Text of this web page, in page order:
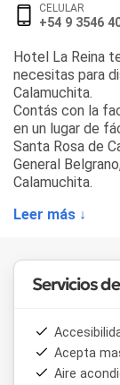
CELULAR
+54 9 3546
Hotel La Reina
necesitas para
Calamuchita.
Contás con la
en un lugar de
Santa Rosa de
General
Calamuchita.
Leer más ↓
Servicios
Acepta
Aire